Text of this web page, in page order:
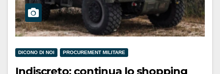
DICONO DI NOI PROCUREMENT MILITARE